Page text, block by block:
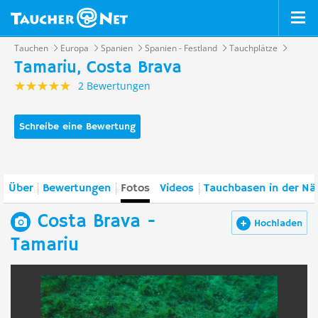
Tauchen Europa Spanien Spanien - Festland Tauchplätze
Tamariu, Costa Brava
2 Bewertungen
Schreibe eine Bewertung
Über Bewertungen Fotos Videos Tauchbasen in der
Hochladen
Costa Brava -
Tamariu